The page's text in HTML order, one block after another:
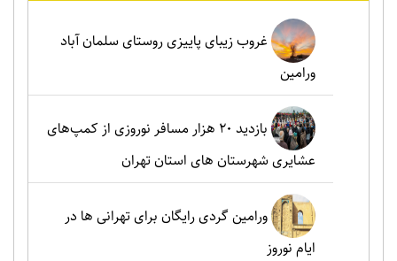
غروب زیبای پاییزی روستای سلمان آباد
ورامین
بازدید ۲۰ هزار مسافر نوروزی از کمپ‌های
عشایری شهرستان های استان تهران
ورامین گردی رایگان برای تهرانی ها در
ایام نوروز